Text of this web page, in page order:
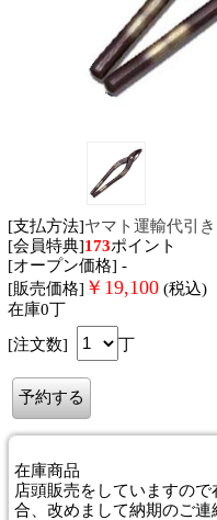
[支払方法]ヤマト運輸代引き
[会員特典]173ポイント
[オープン価格] -
[販売価格] ￥ 19,100 (税込)
在庫0丁
[注文数]
丁
在庫商品
店頭販売をしていますの
合、改めまして納期のご連